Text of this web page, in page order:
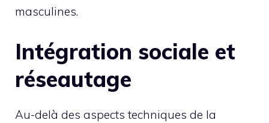
masculines.
Intégration sociale et
réseautage
Au-delà des aspects techniques de la